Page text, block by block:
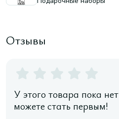
Отзывы
У этого товара пока
можете стать первым!